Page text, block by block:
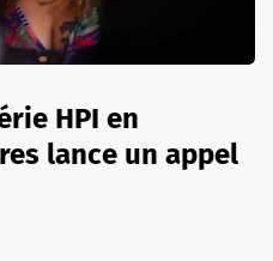
HPI en
lance un appel